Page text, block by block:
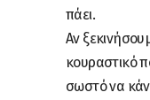
πάει.
Αν
κουραστικό
σωστό να